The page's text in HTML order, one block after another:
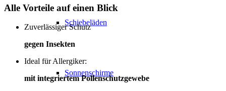
Schiebeläden
Sonnenschirme
Alle Vorteile auf einen Blick
Zuverlässiger Schutz
gegen Insekten
Ideal für Allergiker:
mit integriertem Pollenschutzgewebe